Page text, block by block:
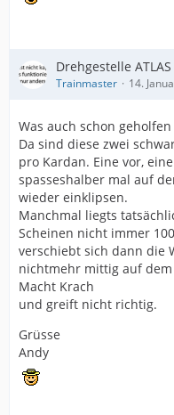
Drehgestelle
Trainmaster 14.
Was auch schon
Da sind diese zwei
pro Kardan. Eine vor,
spasseshalber mal auf
wieder einklipsen.
Manchmal liegts
Scheinen nicht immer
verschiebt sich dann die
nichtmehr mittig auf
Macht Krach
und greift nicht richtig.
Grüsse
Andy